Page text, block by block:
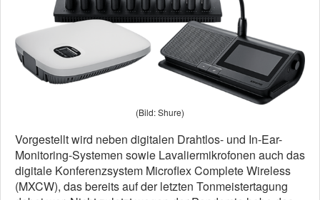
(Bild: Shure)
Vorgestellt wird neben digitalen Drahtlos- und In-Ear-
Monitoring-Systemen sowie Lavaliermikrofonen auch das
digitale Konferenzsystem Microflex Complete Wireless
(MXCW), das bereits auf der letzten Tonmeistertagung